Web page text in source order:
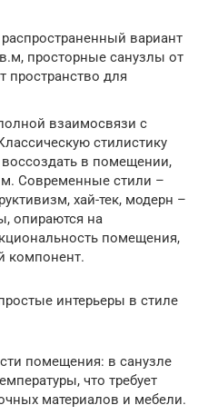
вариант
просторные санузлы от
пространство для
взаимосвязи с
стилистику
в помещении,
Современные стили –
хай-тек, модерн –
опираются на
помещения,
компонент.
интерьеры в стиле
помещения: в санузле
что требует
материалов и мебели.